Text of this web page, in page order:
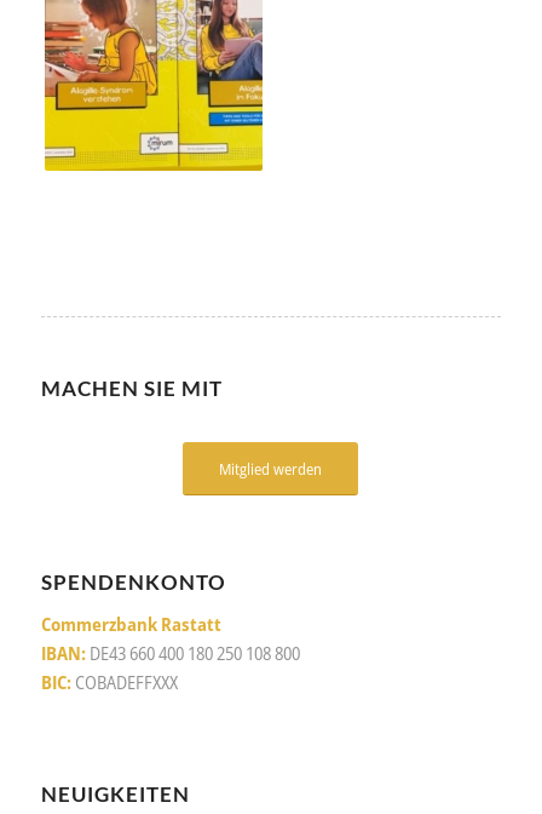
MACHEN SIE MIT
Mitglied werden
SPENDENKONTO
Commerzbank Rastatt
IBAN: DE43 660 400 180 250 108 800
BIC: COBADEFFXXX
NEUIGKEITEN